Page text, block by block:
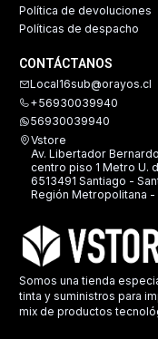
Política de devoluciones
Políticas de despacho
CONTÁCTANOS
Local16sub@orayos.cl
+56930039940
56930039940
Vstore
Av. Libertador
centro piso 1 Metro U.
6513491 Santiago -
Región Metropolitana -
Somos una tienda
tinta y suministros para
mix de productos